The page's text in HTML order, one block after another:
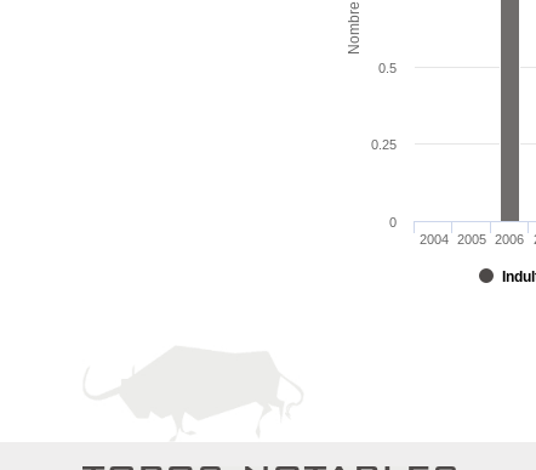
Nombre
2004 2005 2006
0
0.25
0.5